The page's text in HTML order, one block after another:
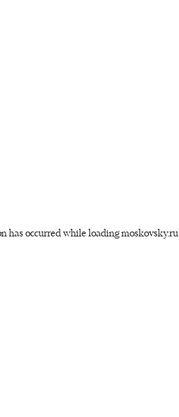
has occurred while loadingmoskovsky.ru